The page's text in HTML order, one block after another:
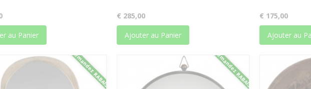
au Panier
€ 285,00
Ajouter au Panier
€ 175,00
Ajouter au
Demandez RABAIS Demandez RABAIS